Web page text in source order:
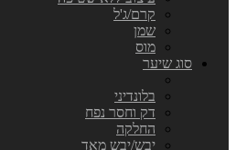
קרם/ג'ל
שמן
מוס
סוג שיער
בלונדיני
דק וחסר נפח
החלקה
יבש/יבש מאד